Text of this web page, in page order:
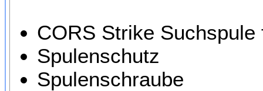
CORS Strike
Spulenschutz
Spulenschraube